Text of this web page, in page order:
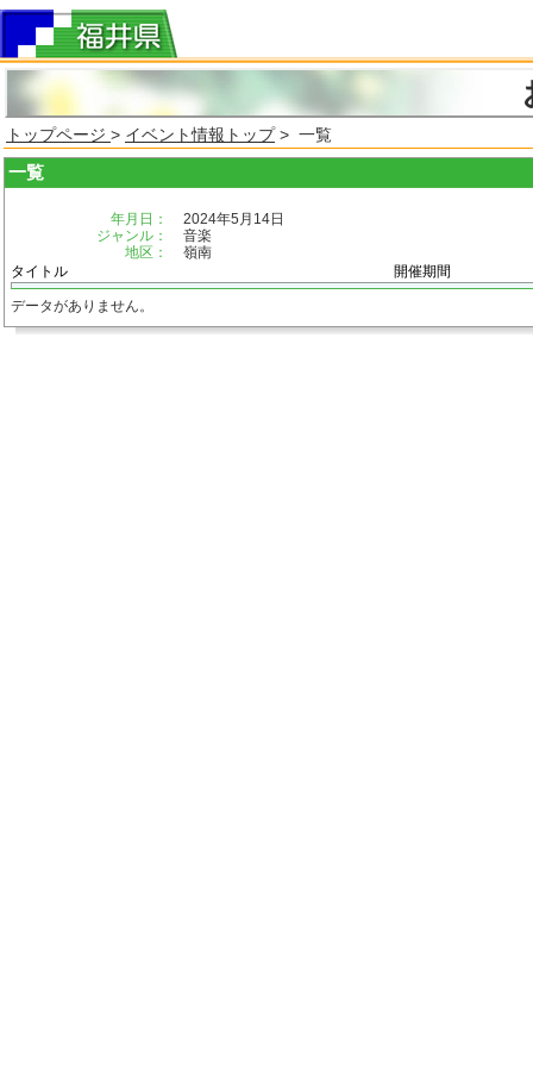
トップページ > イベント情報トップ> 一覧
一覧
年月日：
2024年5月14日
ジャンル：
音楽
地区：
嶺南
タイトル
開催期間
データがありません。